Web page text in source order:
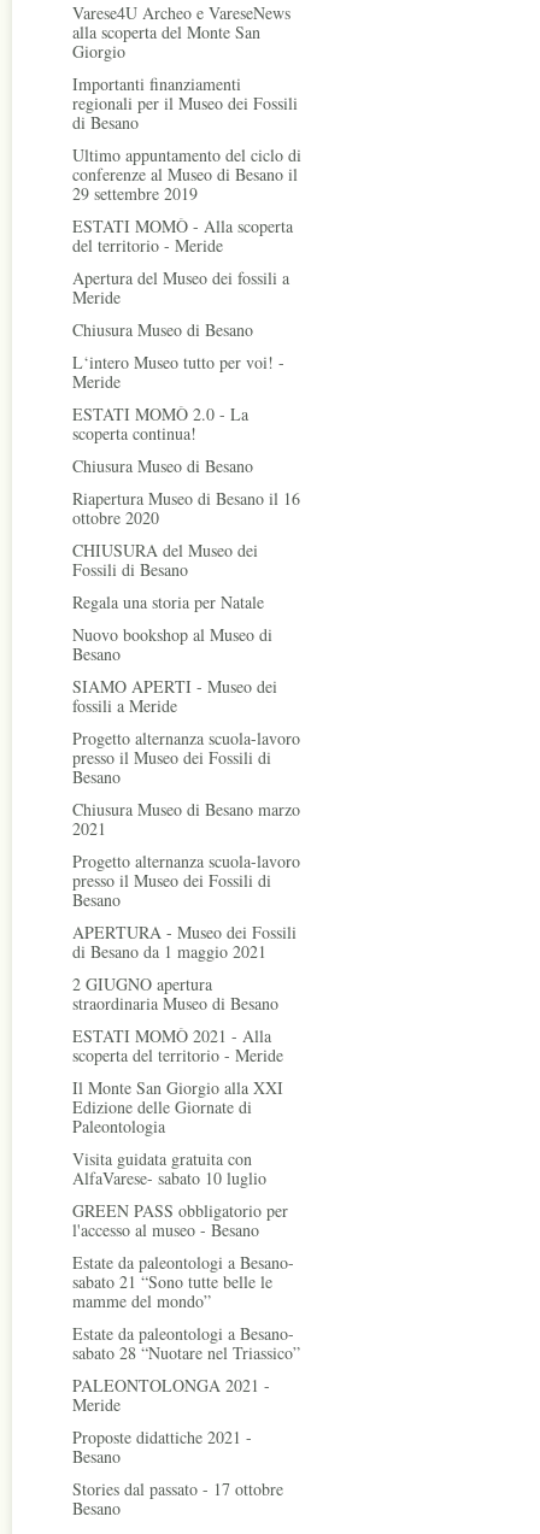
Varese4U Archeo e VareseNews
alla scoperta del Monte San
Giorgio
Importanti finanziamenti
regionali per il Museo dei Fossili
di Besano
Ultimo appuntamento del ciclo di
conferenze al Museo di Besano il
29 settembre 2019
ESTATI MOMÒ - Alla scoperta
del territorio - Meride
Apertura del Museo dei fossili a
Meride
Chiusura Museo di Besano
L‘intero Museo tutto per voi! -
Meride
ESTATI MOMÒ 2.0 - La
scoperta continua!
Chiusura Museo di Besano
Riapertura Museo di Besano il 16
ottobre 2020
CHIUSURA del Museo dei
Fossili di Besano
Regala una storia per Natale
Nuovo bookshop al Museo di
Besano
SIAMO APERTI - Museo dei
fossili a Meride
Progetto alternanza scuola-lavoro
presso il Museo dei Fossili di
Besano
Chiusura Museo di Besano marzo
2021
Progetto alternanza scuola-lavoro
presso il Museo dei Fossili di
Besano
APERTURA - Museo dei Fossili
di Besano da 1 maggio 2021
2 GIUGNO apertura
straordinaria Museo di Besano
ESTATI MOMÒ 2021 - Alla
scoperta del territorio - Meride
Il Monte San Giorgio alla XXI
Edizione delle Giornate di
Paleontologia
Visita guidata gratuita con
AlfaVarese- sabato 10 luglio
GREEN PASS obbligatorio per
l'accesso al museo - Besano
Estate da paleontologi a Besano-
sabato 21 “Sono tutte belle le
mamme del mondo”
Estate da paleontologi a Besano-
sabato 28 “Nuotare nel Triassico”
PALEONTOLONGA 2021 -
Meride
Proposte didattiche 2021 -
Besano
Stories dal passato - 17 ottobre
Besano